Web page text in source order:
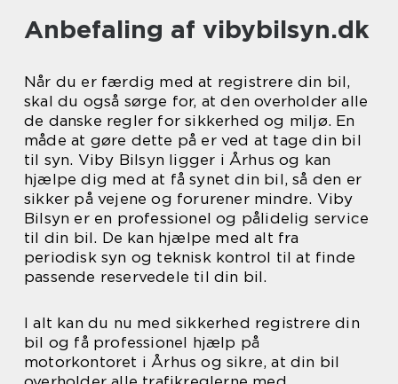
Anbefaling af vibybilsyn.dk
Når du er færdig med at registrere din bil,
skal du også sørge for, at den overholder alle
de danske regler for sikkerhed og miljø. En
måde at gøre dette på er ved at tage din bil
til syn. Viby Bilsyn ligger i Århus og kan
hjælpe dig med at få synet din bil, så den er
sikker på vejene og forurener mindre. Viby
Bilsyn er en professionel og pålidelig service
til din bil. De kan hjælpe med alt fra
periodisk syn og teknisk kontrol til at finde
passende reservedele til din bil.
I alt kan du nu med sikkerhed registrere din
bil og få professionel hjælp på
motorkontoret i Århus og sikre, at din bil